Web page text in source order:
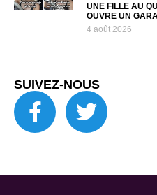
UNE FILLE AU
OUVRE UN
4 août 2026
SUIVEZ-NOUS